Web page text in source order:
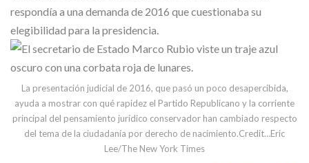
respondía a una demanda de 2016 que cuestionaba su
elegibilidad para la presidencia.
La presentación judicial de 2016, que pasó un poco desapercibida,
ayuda a mostrar con qué rapidez el Partido Republicano y la corriente
principal del pensamiento jurídico conservador han cambiado respecto
del tema de la ciudadanía por derecho de nacimiento.Credit…Eric
Lee/The New York Times